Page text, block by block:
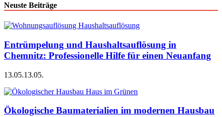
Neuste Beiträge
Entrümpelung und Haushaltsauflösung in
Chemnitz: Professionelle Hilfe für einen Neuanfang
13.05.13.05.
Ökologische Baumaterialien im modernen Hausbau